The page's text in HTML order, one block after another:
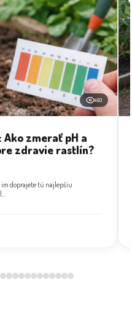
493
Ako zmerať pH a
zdravie rastlín?
im doprajete tú najlepšiu